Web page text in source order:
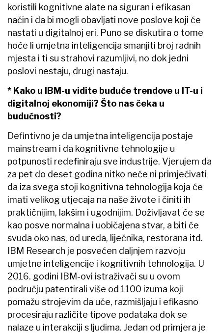
koristili kognitivne alate na siguran i efikasan
način i da bi mogli obavljati nove poslove koji će
nastati u digitalnoj eri. Puno se diskutira o tome
hoće li umjetna inteligencija smanjiti broj radnih
mjesta i ti su strahovi razumljivi, no dok jedni
poslovi nestaju, drugi nastaju.
* Kako u IBM-u vidite buduće trendove u IT-u i
digitalnoj ekonomiji? Što nas čeka u
budućnosti?
Defintivno je da umjetna inteligencija postaje
mainstream i da kognitivne tehnologije u
potpunosti redefiniraju sve industrije. Vjerujem da
za pet do deset godina nitko neće ni primjećivati
da iza svega stoji kognitivna tehnologija koja će
imati velikog utjecaja na naše živote i činiti ih
praktičnijim, lakšim i ugodnijim. Doživljavat će se
kao posve normalna i uobičajena stvar, a biti će
svuda oko nas, od ureda, liječnika, restorana itd.
IBM Research je posvećen daljnjem razvoju
umjetne inteligencije i kognitivnih tehnologija. U
2016. godini IBM-ovi istraživači su u ovom
području patentirali više od 1100 izuma koji
pomažu strojevim da uče, razmišljaju i efikasno
procesiraju različite tipove podataka dok se
nalaze u interakciji s ljudima. Jedan od primjera je